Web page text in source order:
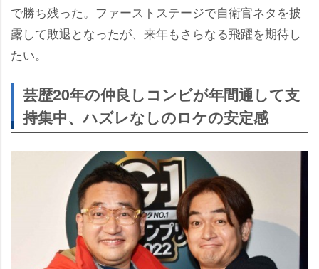
で勝ち残った。ファーストステージで自衛官ネタを披
露して敗退となったが、来年もさらなる飛躍を期待し
たい。
芸歴20年の仲良しコンビが年間通して支
持集中、ハズレなしのロケの安定感